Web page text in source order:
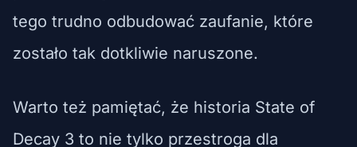
tego trudno odbudować zaufanie, które
zostało tak dotkliwie naruszone.
Warto też pamiętać, że historia State of
Decay 3 to nie tylko przestroga dla